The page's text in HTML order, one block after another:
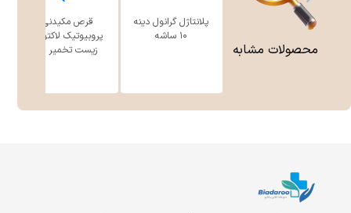
محصولات مشابه
پلانتاژل گرانول دینه
۱۰ ساشه
قرص مکیدنی
پروبیوتیک لاکتوگام
زیست تخمیر ...